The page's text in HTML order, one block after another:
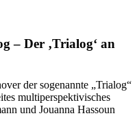
– Der ‚Trialog‘ an
der sogenannte „Trialog“
multiperspektivisches
und Jouanna Hassoun